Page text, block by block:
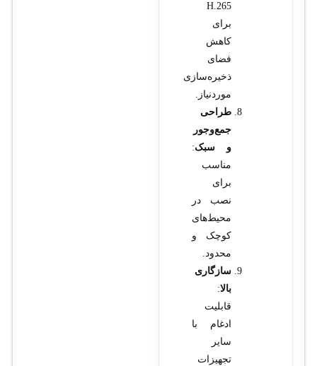
H.265
برای
کاهش
فضای
ذخیره‌سازی
موردنیاز.
طراحی
جمع‌وجور
و سبک:
مناسب
برای
نصب در
محیط‌های
کوچک و
محدود.
سازگاری
بالا:
قابلیت
ادغام با
سایر
تجهیزات